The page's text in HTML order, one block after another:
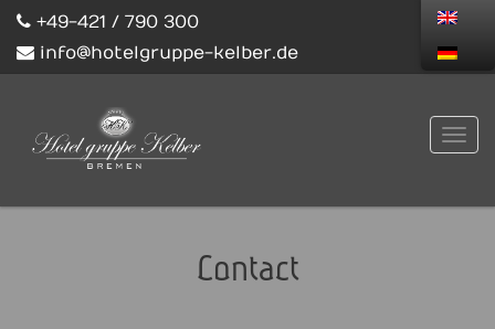
+49-421 / 790 300
info@hotelgruppe-kelber.de
Contact